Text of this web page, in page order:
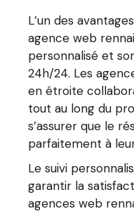
L’un des
agence web
personnalisé et
24h/24. Les
en étroite
tout au long du
s’assurer que le
parfaitement à
Le suivi
garantir la
agences web